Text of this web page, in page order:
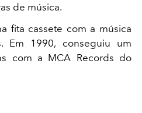
de música.
fita cassete com a música
Em 1990, conseguiu um
com a MCA Records do